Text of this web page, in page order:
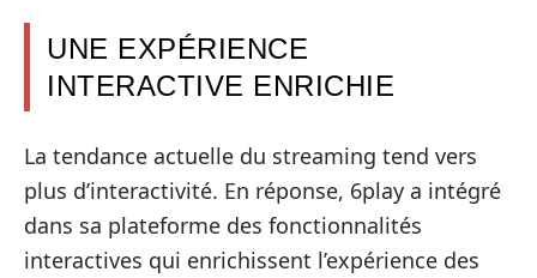
UNE EXPÉRIENCE
INTERACTIVE ENRICHIE
La tendance actuelle du streaming tend vers
plus d’interactivité. En réponse, 6play a intégré
dans sa plateforme des fonctionnalités
interactives qui enrichissent l’expérience des